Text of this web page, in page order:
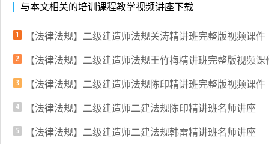
与本文相关的培训课程教学视频讲座下载
1 【法律法规】二级建造师法规关涛精讲班完整版视频课件
2 【法律法规】二级建造师法规王竹梅精讲班完整版视频课
3 【法律法规】二级建造师法规陈印精讲班完整版视频课件
4 【法律法规】二级建造师二建法规陈印精讲班名师讲座
5 【法律法规】二级建造师二建法规韩雷精讲班名师讲座